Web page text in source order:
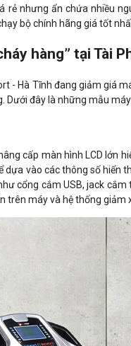
rẻ nhưng ẩn chứa nhiều
bộ chính hãng giá tốt
hàng” tại Tài
- Hà Tĩnh đang giảm giá
đây là những mẫu
cấp màn hình LCD lớn
vào các thông số hiển
cổng cắm USB, jack
máy và hệ thống giảm